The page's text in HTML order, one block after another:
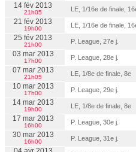
14 fév 2013
21h05 LE, 1/16e de finale,
21 fév 2013
19h00 LE, 1/16e de finale,
25 fév 2013
21h00 P. League, 27e j.
03 mar 2013
17h00 P. League, 28e j.
07 mar 2013
21h05 LE, 1/8e de finale, 8e
10 mar 2013
17h00 P. League, 29e j.
14 mar 2013
19h00 LE, 1/8e de finale, 8e
17 mar 2013
16h00 P. League, 30e j.
30 mar 2013
16h00 P. League, 31e j.